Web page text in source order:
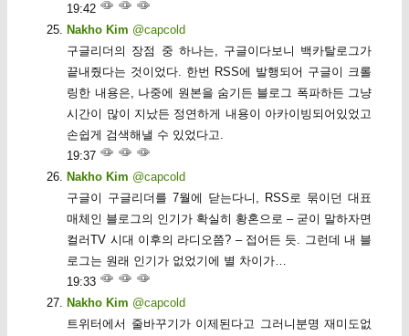
19:42
Nakho Kim @capcold
구글리더의 장점 중 하나는, 구글이다보니 백카탈로그가
끝내줬다는 것이었다. 한번 RSS에 발행되어 구글이 크롤
링한 내용은, 나중에 원본을 숨기든 블로그 폭파하든 그냥
시간이 많이 지났든 정연하게 내용이 아카이빙되어있었고
손쉽게 검색해낼 수 있었다고.
19:37
Nakho Kim @capcold
구글이 구글리더를 7월에 닫는다니, RSS로 묶이던 대표
매체인 블로그의 인기가 확실히 황혼으로 – 굳이 말하자면
컬러TV 시대 이후의 라디오쯤? – 접어든 듯. 그런데 내 블
로그는 원래 인기가 없었기에 별 차이가…
19:33
Nakho Kim @capcold
트위터에서 줄바꾸기가 이제된다고 그러니분명 재미도없